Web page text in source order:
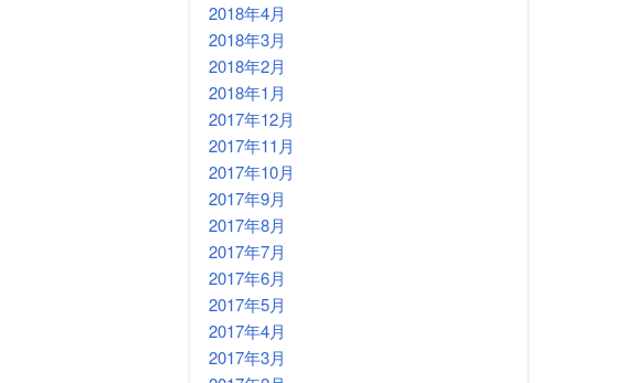
2018年4月
2018年3月
2018年2月
2018年1月
2017年12月
2017年11月
2017年10月
2017年9月
2017年8月
2017年7月
2017年6月
2017年5月
2017年4月
2017年3月